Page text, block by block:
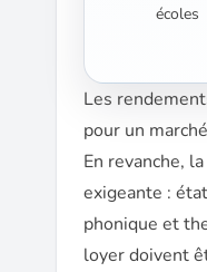
écoles
Les
pour un
En revanche,
exigeante :
phonique et
loyer doivent